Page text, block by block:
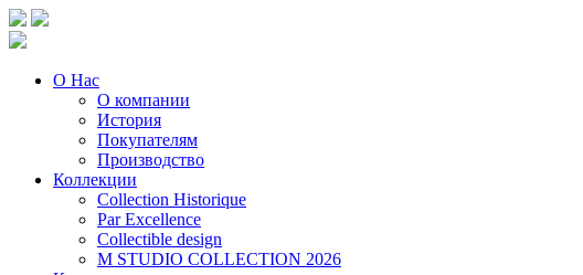
О Нас
О компании
История
Покупателям
Производство
Коллекции
Collection Historique
Par Excellence
Collectible design
M STUDIO COLLECTION 2026